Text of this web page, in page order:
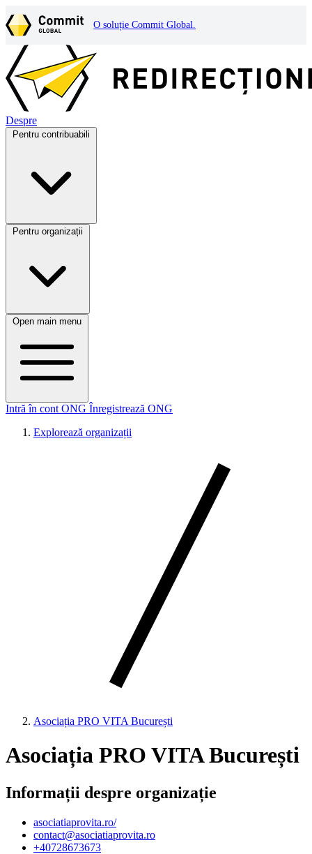
O soluție Commit Global.
Despre
Pentru contribuabili
Pentru organizații
Open main menu
Intră în cont ONG Înregistrează ONG
Explorează organizații
Asociația PRO VITA București
Asociația PRO VITA București
Informații despre organizație
asociatiaprovita.ro/
contact@asociatiaprovita.ro
+40728673673